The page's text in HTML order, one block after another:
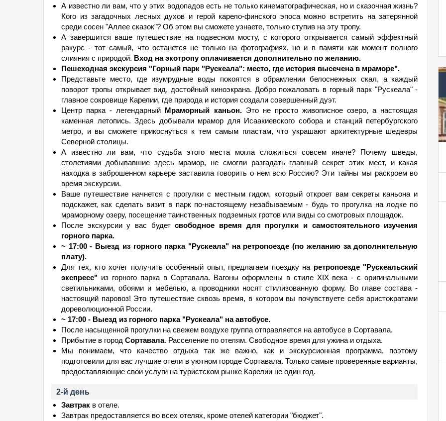
А известно ли вам, что у этих водопадов есть не только кинематографическая, но и сказочная жизнь?
Кого из загадочных лесных духов и герой карело-финского эпоса можно встретить на затерянной
среди сосен "Аллее сказок"? Об этом вы сможете узнаете, только ступив на эту тропу.
А завершится ваше путешествие на подвесном мосту, с которого открывается самый эффектный
ракурс - тот самый, что останется не только на фотографиях, но и в памяти как момент полного
слияния с природой. Вход на экотропу оплачивается дополнительно по желанию.
Пешеходная экскурсия "Горный парк "Рускеала": место, где история высечена в мраморе".
Представьте место, где изумрудные воды покоятся в обрамлении белоснежных скал, а каждый
поворот тропы открывает вид, достойный киноэкрана. Добро пожаловать в горный парк "Рускеала" -
главное сокровище Карелии, где природа и история создали совершенный дуэт.
Центр парка - легендарный Мраморный каньон.Это не просто живописное озеро, а настоящая
каменная летопись. Здесь добывали мрамор для Исаакиевского собора и станций петербургского
метро, и вы сможете прикоснуться к тем самым пластам, что украшают архитектурные шедевры
Северной столицы.
А известно ли вам, что судьба этого места могла сложиться совсем иначе? Почему шведы,
столетиями добывавшие здесь мрамор, не смогли разгадать главный секрет этих мест, и какая
находка в заброшенном карьере заставила говорить о нем всю Россию? Эти тайны мы раскроем во
время экскурсии.
Ваше путешествие начнется с прогулки с местным гидом, который откроет вам секреты каньона и
подскажет, как сделать визит в парк по-настоящему незабываемым - будь то прогулка на лодке по
мраморному озеру, посещение таинственных подземных гротов или виды со смотровых площадок.
После экскурсии у вас будетсвободное время для прогулки и самостоятельного изучения
горного парка.
~ 17:00 - Выезд из горного парка "Рускеала" на ретропоезде (по желанию за дополнительную
плату).
Для тех, кто хочет получить особенный опыт, предлагаем поездку на ретропоезде "Рускеальский
экспресс" из горного парка в Сортавала. Вагоны оформлены в стиле XIX века - с оригинальными
светильниками, обоями и мебелью, а проводники носят стилизованную форму. Во главе состава -
настоящий паровоз! Это путешествие сквозь время, в котором вы почувствуете себя аристократами
дореволюционной России.
~ 17:00 - Выезд из горного парка "Рускеала" на автобусе.
После насыщенной прогулки на свежем воздухе группа отправляется на автобусе в Сортавала.
Прибытие в город Сортавала. Расселение по отелям. Свободное время для ужина и отдыха.
Мы понимаем, что качество отдыха так же важно, как и экскурсионная программа, поэтому
подготовили для вас лучшие отели в уютном городе Сортавала. Только самые проверенные варианты,
предоставляющие свои услуги на туристском рынке Карелии не один год.
2-й день
Завтрак в отеле.
Завтрак предоставляется во всех отелях, кроме отелей категории "бюджет".